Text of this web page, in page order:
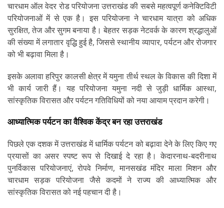
चारधाम ऑल वेदर रोड परियोजना उत्तराखंड की सबसे महत्वपूर्ण कनेक्टिविटी
परियोजनाओं में से एक है। इस परियोजना ने चारधाम यात्रा को अधिक
सुरक्षित, तेज और सुगम बनाया है। बेहतर सड़क नेटवर्क के कारण श्रद्धालुओं
की संख्या में लगातार वृद्धि हुई है, जिससे स्थानीय व्यापार, पर्यटन और रोजगार
को भी बढ़ावा मिला है।
इसके अलावा हरिपुर कालसी क्षेत्र में यमुना तीर्थ स्थल के विकास की दिशा में
भी कार्य जारी हैं। यह परियोजना यमुना नदी से जुड़ी धार्मिक आस्था,
सांस्कृतिक विरासत और पर्यटन गतिविधियों को नया आयाम प्रदान करेगी।
आध्यात्मिक पर्यटन का वैश्विक केंद्र बन रहा उत्तराखंड
पिछले एक दशक में उत्तराखंड में धार्मिक पर्यटन को बढ़ावा देने के लिए किए गए
प्रयासों का असर स्पष्ट रूप से दिखाई दे रहा है। केदारनाथ-बदरीनाथ
पुनर्विकास परियोजनाएं, रोपवे निर्माण, मानसखंड मंदिर माला मिशन और
चारधाम सड़क परियोजना जैसे कदमों ने राज्य की आध्यात्मिक और
सांस्कृतिक विरासत को नई पहचान दी है।